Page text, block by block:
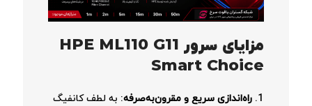
مزایای سرور HPE ML110 G11
Smart Choice
راه‌اندازی سریع و مقرون‌به‌صرفه: به لطف کانفیگ